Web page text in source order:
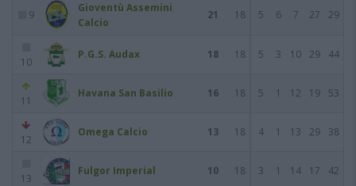
9
Gioventù Assemini
Calcio
21 18 5 6 7 27 29
10
P.G.S. Audax 18 18 5 3 10 29 44
11
Havana San Basilio 16 18 5 1 12 19 53
12
Omega Calcio 13 18 4 1 13 29 38
13
Fulgor Imperial 10 18 3 1 14 17 42